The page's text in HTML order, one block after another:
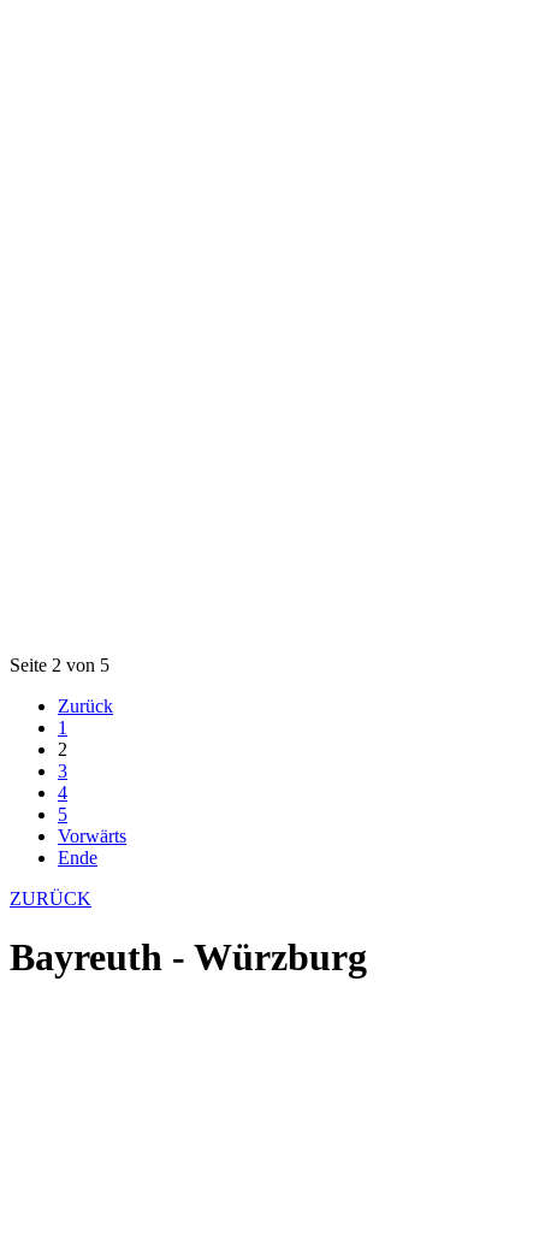
Seite 2 von 5
Zurück
1
2
3
4
5
Vorwärts
Ende
ZURÜCK
Bayreuth - Würzburg